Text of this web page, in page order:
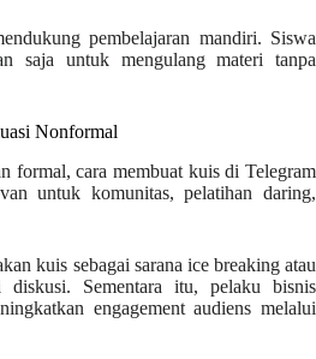
pembelajaran mandiri. Siswa
saja untuk mengulang materi tanpa
Nonformal
formal, cara membuat kuis di Telegram
untuk komunitas, pelatihan daring,
kuis sebagai sarana ice breaking atau
diskusi. Sementara itu, pelaku bisnis
engagement audiens melalui